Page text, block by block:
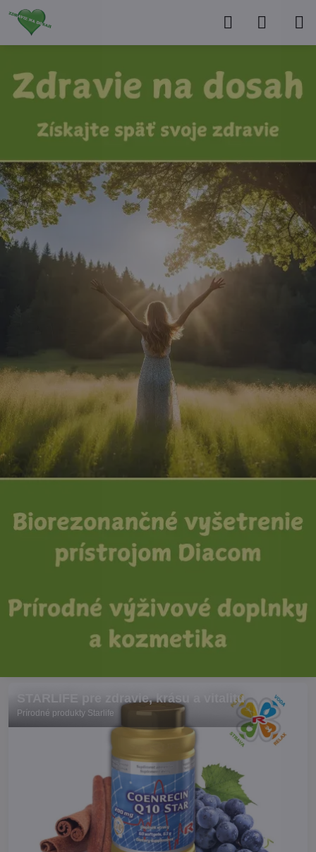
STARLIFE pre zdravie, krásu a vitalitu
Prírodné produkty Starlife